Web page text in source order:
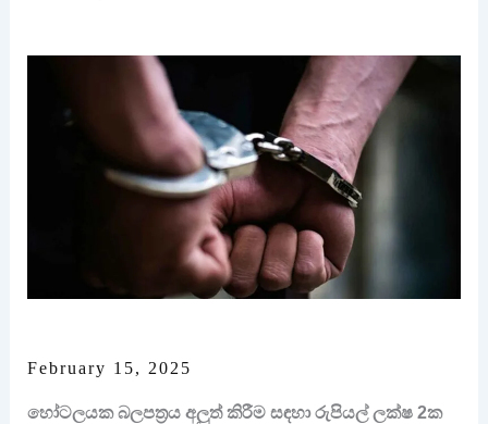
February 15, 2025
හෝටලයක බලපත්‍රය අලුත් කිරීම සඳහා රුපියල් ලක්ෂ 2ක